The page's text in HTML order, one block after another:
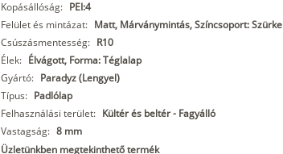
Kopásállóság: PEI:4
Felület és mintázat: Matt, Márványmintás, Színcsoport: Szürke
Csúszásmentesség: R10
Élek: Élvágott, Forma: Téglalap
Gyártó: Paradyz (Lengyel)
Típus: Padlólap
Felhasználási terület: Kültér és beltér - Fagyálló
Vastagság: 8 mm
Üzletünkben megtekinthető termék